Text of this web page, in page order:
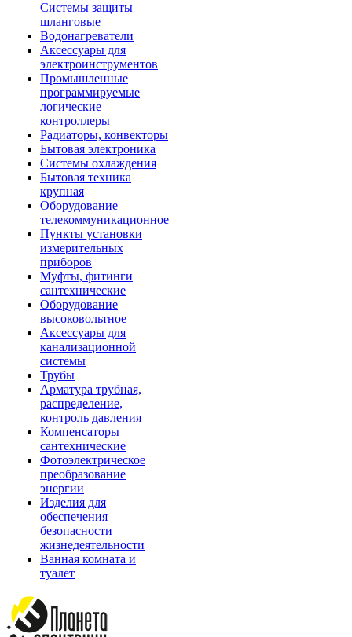
Системы защиты
шланговые
Водонагреватели
Аксессуары для
электроинструментов
Промышленные
программируемые
логические
контроллеры
Радиаторы, конвекторы
Бытовая электроника
Системы охлаждения
Бытовая техника
крупная
Оборудование
телекоммуникационное
Пункты установки
измерительных
приборов
Муфты, фитинги
сантехнические
Оборудование
высоковольтное
Аксессуары для
канализационной
системы
Трубы
Арматура трубная,
распределение,
контроль давления
Компенсаторы
сантехнические
Фотоэлектрическое
преобразование
энергии
Изделия для
обеспечения
безопасности
жизнедеятельности
Ванная комната и
туалет